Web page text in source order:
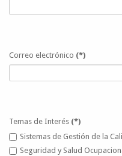
Correo electrónico (*)
Temas de Interés (*)
Sistemas de Gestión de la
Seguridad y Salud